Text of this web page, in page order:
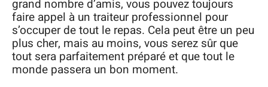
grand nombre d’amis, vous pouvez toujours
faire appel à un traiteur professionnel pour
s’occuper de tout le repas. Cela peut être un peu
plus cher, mais au moins, vous serez sûr que
tout sera parfaitement préparé et que tout le
monde passera un bon moment.